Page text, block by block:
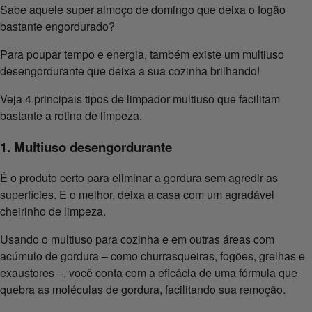
Sabe aquele super almoço de domingo que deixa o fogão
bastante engordurado?
Para poupar tempo e energia, também existe um multiuso
desengordurante que deixa a sua cozinha brilhando!
Veja 4 principais tipos de limpador multiuso que facilitam
bastante a rotina de limpeza.
1. Multiuso desengordurante
É o produto certo para eliminar a gordura sem agredir as
superfícies. E o melhor, deixa a casa com um agradável
cheirinho de limpeza.
Usando o multiuso para cozinha e em outras áreas com
acúmulo de gordura – como churrasqueiras, fogões, grelhas e
exaustores –, você conta com a eficácia de uma fórmula que
quebra as moléculas de gordura, facilitando sua remoção.